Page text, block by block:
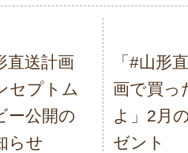
直送計画
セプトム
ー公開の
らせ
「#山形
画で買っ
よ」2月
ゼント